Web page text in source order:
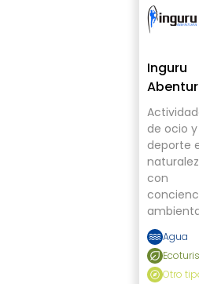
Inguru
de ocio y
deporte
con
Agua
Otro